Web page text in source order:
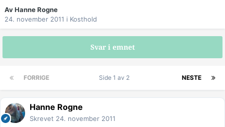
AvHanne Rogne
24. november 2011 i Kosthold
Svar i emnet
FORRIGE NESTE
Side 1 av 2
Hanne Rogne
Skrevet 24. november 2011